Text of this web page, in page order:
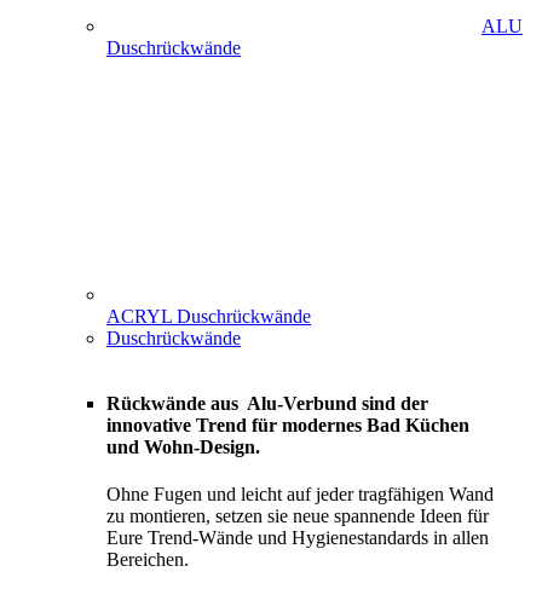
ALU
Duschrückwände
ACRYL Duschrückwände
Duschrückwände
Rückwände aus Alu-Verbund sind der
innovative Trend für modernes Bad Küchen
und Wohn-Design.
Ohne Fugen und leicht auf jeder tragfähigen Wand
zu montieren, setzen sie neue spannende Ideen für
Eure Trend-Wände und Hygienestandards in allen
Bereichen.